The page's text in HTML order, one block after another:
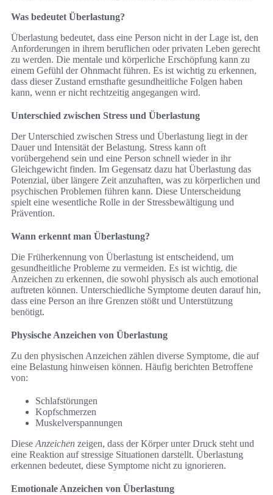
Was bedeutet Überlastung?
Überlastung bedeutet, dass eine Person nicht in der Lage ist, den
Anforderungen in ihrem beruflichen oder privaten Leben gerecht
zu werden. Die mentale und körperliche Erschöpfung kann zu
einem Gefühl der Ohnmacht führen. Es ist wichtig zu erkennen,
dass dieser Zustand ernsthafte gesundheitliche Folgen haben
kann, wenn er nicht rechtzeitig angegangen wird.
Unterschied zwischen Stress und Überlastung
Der Unterschied zwischen Stress und Überlastung liegt in der
Dauer und Intensität der Belastung. Stress kann oft
vorübergehend sein und eine Person schnell wieder in ihr
Gleichgewicht finden. Im Gegensatz dazu hat Überlastung das
Potenzial, über längere Zeit anzuhaften, was zu körperlichen und
psychischen Problemen führen kann. Diese Unterscheidung
spielt eine wesentliche Rolle in der Stressbewältigung und
Prävention.
Wann erkennt man Überlastung?
Die Früherkennung von Überlastung ist entscheidend, um
gesundheitliche Probleme zu vermeiden. Es ist wichtig, die
Anzeichen zu erkennen, die sowohl physisch als auch emotional
auftreten können. Unterschiedliche Symptome deuten darauf hin,
dass eine Person an ihre Grenzen stößt und Unterstützung
benötigt.
Physische Anzeichen von Überlastung
Zu den physischen Anzeichen zählen diverse Symptome, die auf
eine Belastung hinweisen können. Häufig berichten Betroffene
von:
Schlafstörungen
Kopfschmerzen
Muskelverspannungen
Diese Anzeichen zeigen, dass der Körper unter Druck steht und
eine Reaktion auf stressige Situationen darstellt. Überlastung
erkennen bedeutet, diese Symptome nicht zu ignorieren.
Emotionale Anzeichen von Überlastung